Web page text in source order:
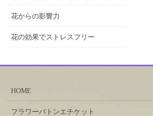
花からの影響力
花の効果でストレスフリー
HOME
フラワーバトンエチケット